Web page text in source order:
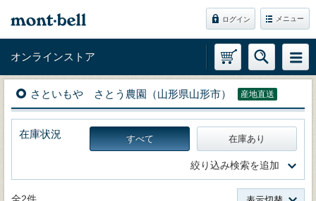
ログイン メニュー
オンラインストア
さといもや さとう農園（山形県山形市） 産地直送
在庫状況 すべて 在庫あり
絞り込み検索を追加